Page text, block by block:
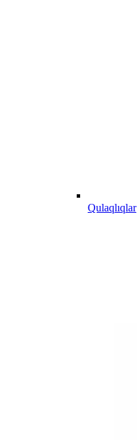
Qulaqlıqlar